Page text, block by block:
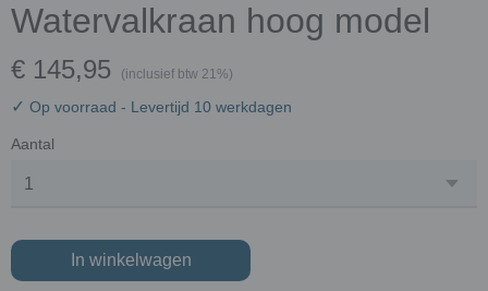
Watervalkraan hoog model
€ 145,95 (inclusief btw 21%)
✓ Op voorraad - Levertijd 10 werkdagen
Aantal
In winkelwagen